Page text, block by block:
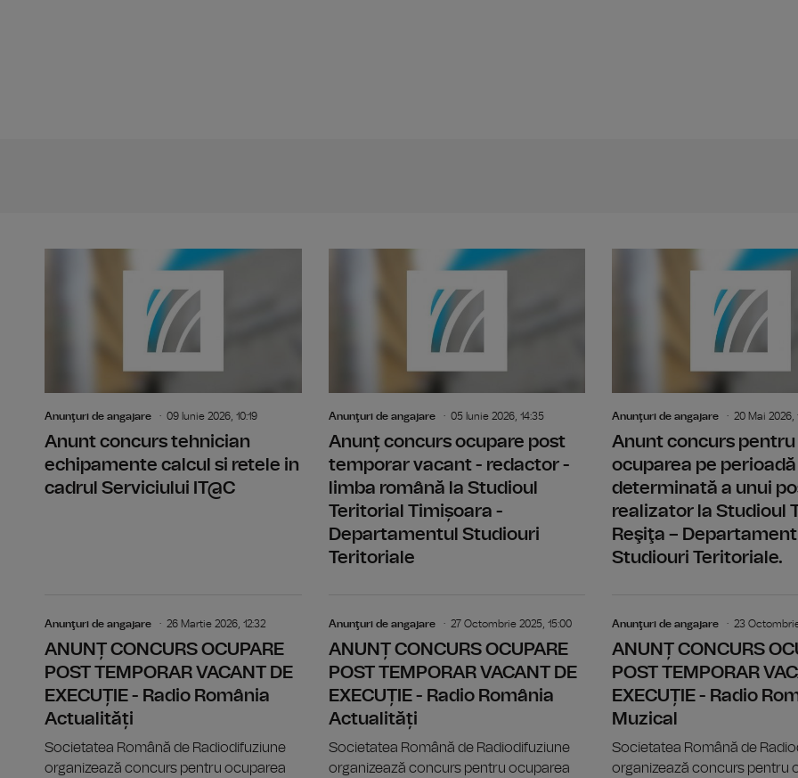
Anunţuri de angajare 09 Iunie 2026, 10:19
Anunt concurs tehnician
echipamente calcul si retele in
cadrul Serviciului IT@C
Anunt concurs tehnician
Anunţuri de angajare 05 Iunie 2026, 14:35
Anunț concurs ocupare post
temporar vacant - redactor -
limba română la Studioul
Teritorial Timișoara -
Departamentul Studiouri
Teritoriale
Anunţuri de angajare 20 Mai 2026,
Anunt concurs pentru
ocuparea pe perioadă
determinată a unui
realizator la Studioul
Reşiţa –
Studiouri Teritoriale.
Anunţuri de angajare 26 Martie 2026, 12:32
ANUNȚ CONCURS OCUPARE
POST TEMPORAR VACANT DE
EXECUȚIE - Radio România
Actualități
Societatea Română de Radiodifuziune
organizează concurs pentru ocuparea
Anunţuri de angajare 27 Octombrie 2025, 15:00
ANUNȚ CONCURS OCUPARE
POST TEMPORAR VACANT DE
EXECUȚIE - Radio România
Actualități
Societatea Română de Radiodifuziune
organizează concurs pentru ocuparea
Anunţuri de angajare 23
ANUNȚ CONCURS
POST TEMPORAR
EXECUȚIE - Radio
Muzical
Societatea Română de
organizează concurs pentru